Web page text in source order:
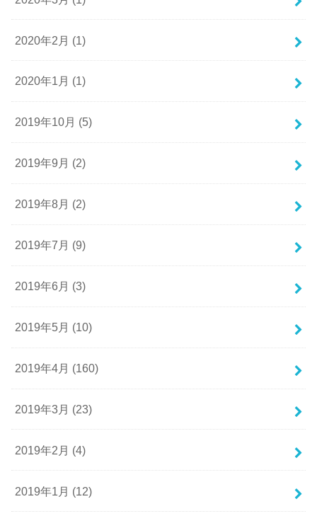
2020年2月 (1)
2020年1月 (1)
2019年10月 (5)
2019年9月 (2)
2019年8月 (2)
2019年7月 (9)
2019年6月 (3)
2019年5月 (10)
2019年4月 (160)
2019年3月 (23)
2019年2月 (4)
2019年1月 (12)